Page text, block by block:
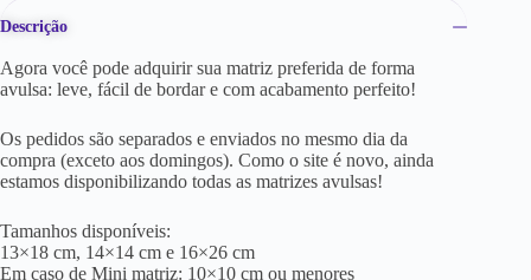
Descrição
Agora você pode adquirir sua matriz preferida de forma
avulsa: leve, fácil de bordar e com acabamento perfeito!
Os pedidos são separados e enviados no mesmo dia da
compra (exceto aos domingos). Como o site é novo, ainda
estamos disponibilizando todas as matrizes avulsas!
Tamanhos disponíveis:
13×18 cm, 14×14 cm e 16×26 cm
Em caso de Mini matriz: 10×10 cm ou menores